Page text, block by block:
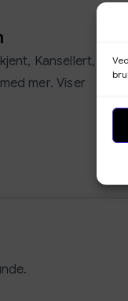
Kansellert,
mer. Viser